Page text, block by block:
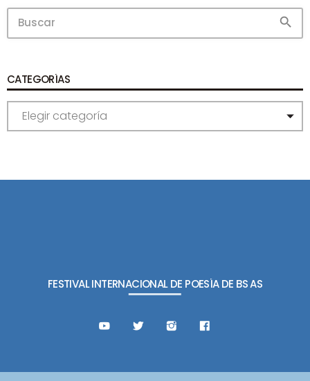
search
CATEGORÍAS
C
T
R
FESTIVAL INTERNACIONAL DE POESÍA DE BS AS